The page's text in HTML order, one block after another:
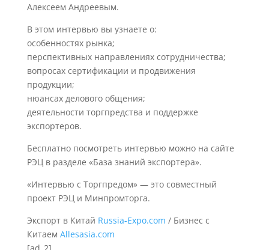
Алексеем Андреевым.
В этом интервью вы узнаете о:
особенностях рынка;
перспективных направлениях сотрудничества;
вопросах сертификации и продвижения
продукции;
нюансах делового общения;
деятельности торгпредства и поддержке
экспортеров.
Бесплатно посмотреть интервью можно на сайте
РЭЦ в разделе «База знаний экспортера».
«Интервью с Торгпредом» — это совместный
проект РЭЦ и Минпромторга.
Экспорт в Китай Russia-Expo.com / Бизнес с
Китаем Allesasia.com